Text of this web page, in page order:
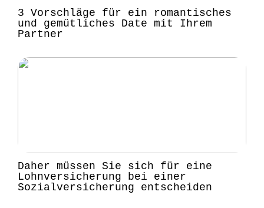
3 Vorschläge für ein romantisches
und gemütliches Date mit Ihrem
Partner
Daher müssen Sie sich für eine
Lohnversicherung bei einer
Sozialversicherung entscheiden